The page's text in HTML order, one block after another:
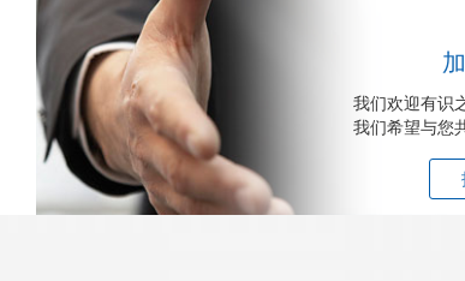
我们欢迎有识
我们希望与您